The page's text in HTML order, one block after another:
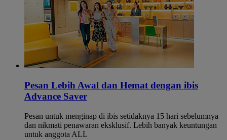
Pesan Lebih Awal dan Hemat dengan ibis
Advance Saver
Pesan untuk menginap di ibis setidaknya 15 hari sebelumnya
dan nikmati penawaran eksklusif. Lebih banyak keuntungan
untuk anggota ALL